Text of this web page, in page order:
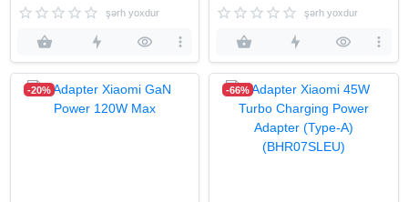
şərh yoxdur şərh yoxdur
-20% -66%